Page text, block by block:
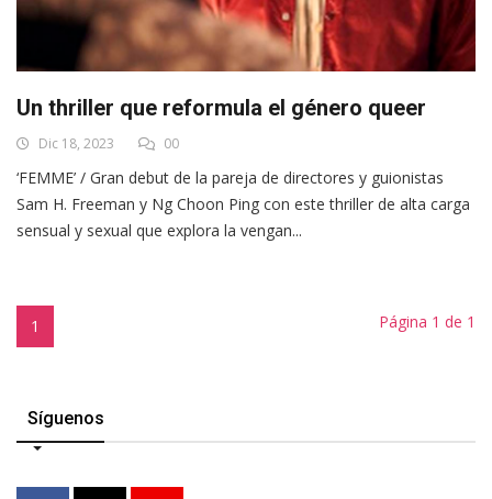
Un thriller que reformula el género queer
Dic 18, 2023 00
‘FEMME’ / Gran debut de la pareja de directores y guionistas
Sam H. Freeman y Ng Choon Ping con este thriller de alta carga
sensual y sexual que explora la vengan...
1 Página 1 de 1
Síguenos